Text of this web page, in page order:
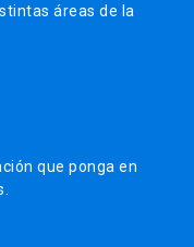
áreas de la
que ponga en